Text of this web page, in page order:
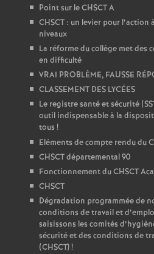
Point sur le CHSCT A
CHSCT : un levier pour l’action
niveaux
La réforme du collège met des
en difficulté
VRAI PROBLÈME, FAUSSE
CLASSEMENT DES LYCÉES
Le registre santé et sécurité
outil indispensable à la
tous !
Eléments de compte rendu du
CHSCT départemental 90
Fonctionnement du CHSCT
CHSCT
Dégradation programmée de
conditions de travail et
saisissons les comités
sécurité et des conditions de
(CHSCT)!